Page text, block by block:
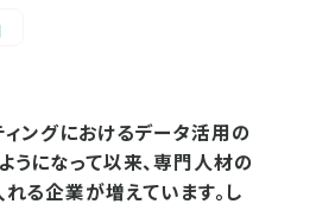
ングにおけるデータ活用の
になって以来、専門人材の
る企業が増えています。し